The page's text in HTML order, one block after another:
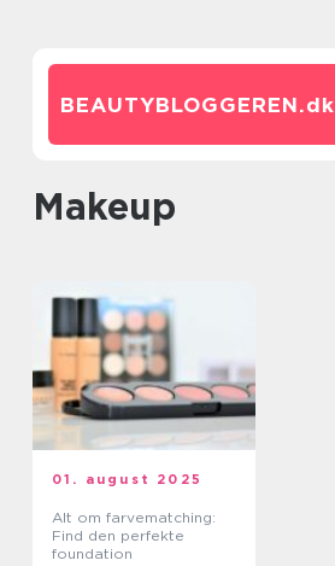
BEAUTYBLOGGEREN.dk
Makeup
01. august 2025
Alt om farvematching:
Find den perfekte
foundation